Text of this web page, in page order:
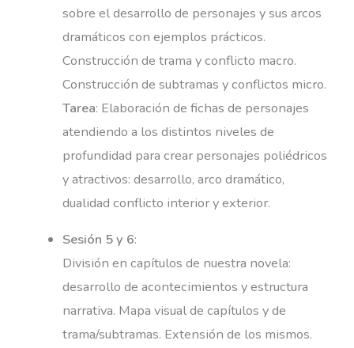
sobre el desarrollo de personajes y sus arcos
dramáticos con ejemplos prácticos.
Construcción de trama y conflicto macro.
Construcción de subtramas y conflictos micro.
Tarea: Elaboración de fichas de personajes
atendiendo a los distintos niveles de
profundidad para crear personajes poliédricos
y atractivos: desarrollo, arco dramático,
dualidad conflicto interior y exterior.
Sesión 5 y 6:
División en capítulos de nuestra novela:
desarrollo de acontecimientos y estructura
narrativa. Mapa visual de capítulos y de
trama/subtramas. Extensión de los mismos.